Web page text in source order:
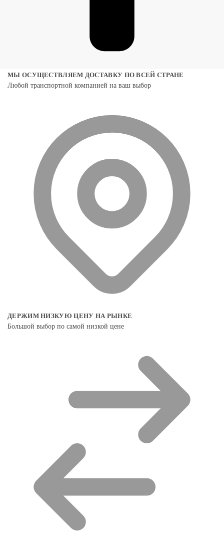
МЫ ОСУЩЕСТВЛЯЕМ ДОСТАВКУ ПО ВСЕЙ СТРАНЕ
Любой транспортной компанией на ваш выбор
ДЕРЖИМ НИЗКУЮ ЦЕНУ НА РЫНКЕ
Большой выбор по самой низкой цене